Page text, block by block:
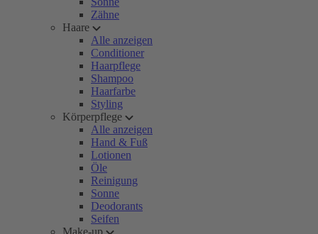
Zähne
Haare
Alle anzeigen
Conditioner
Haarpflege
Shampoo
Haarfarbe
Styling
Körperpflege
Alle anzeigen
Hand & Fuß
Lotionen
Öle
Reinigung
Sonne
Deodorants
Seifen
Make-up